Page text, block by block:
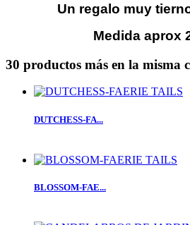
Un regalo muy
Medida aprox
30 productos más en la misma
DUTCHESS-FA...
BLOSSOM-FAE...